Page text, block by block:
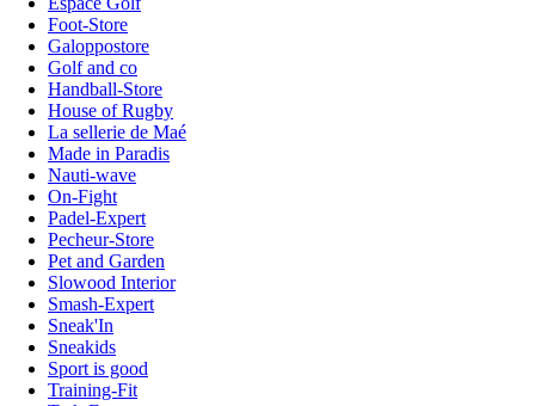
Foot-Store
Galoppostore
Golf and co
Handball-Store
House of Rugby
La sellerie de Maé
Made in Paradis
Nauti-wave
On-Fight
Padel-Expert
Pecheur-Store
Pet and Garden
Slowood Interior
Smash-Expert
Sneak'In
Sneakids
Sport is good
Training-Fit